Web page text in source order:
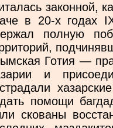
законной,
в 20-х годах
полную
Готия —
и
помощи
скованы